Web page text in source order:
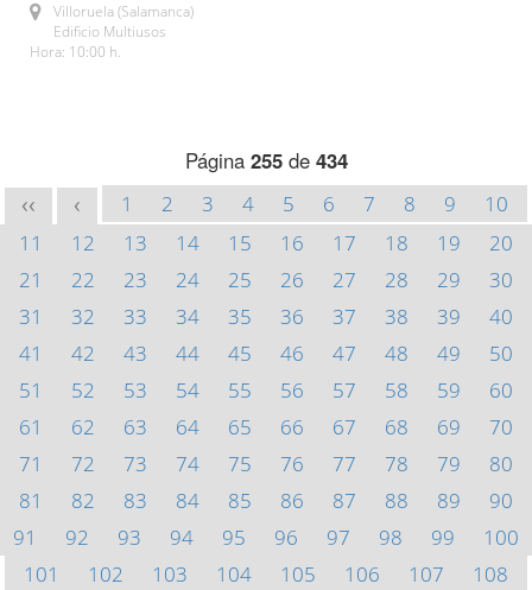
Villoruela (Salamanca)
Edificio Multiusos
Hora: 10:00 h.
Página 255de 434
<< < 1 2 3 4 5 6 7 8 9
10
11
12 13 14 15 16 17 18 19
20
21
22 23 24 25 26 27 28 29
30
31
32 33 34 35 36 37 38 39
40
41
42 43 44 45 46 47 48 49
50
51
52 53 54 55 56 57 58 59
60
61
62 63 64 65 66 67 68 69
70
71
72 73 74 75 76 77 78 79
80
81
82 83 84 85 86 87 88 89
90
91
92 93 94 95 96 97 98 99
100
101
102 103 104 105 106 107
108